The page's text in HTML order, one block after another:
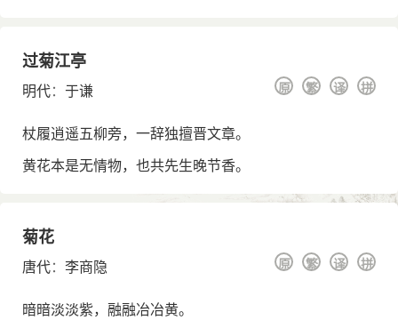
过菊江亭
明代： 于谦 拼
译
繁
原
杖履逍遥五柳旁，一辞独擅晋文章。
黄花本是无情物，也共先生晚节香。
菊花
唐代： 李商隐 拼
译
繁
原
暗暗淡淡紫，融融冶冶黄。